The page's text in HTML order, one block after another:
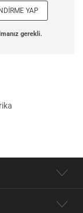
YAP
gerekli.